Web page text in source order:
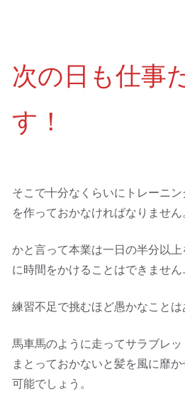
次の日も仕事
す！
そこで十分なくらいにトレーニ
を作っておかなければなりません
かと言って本業は一日の半分以
に時間をかけることはできません
練習不足で挑むほど愚かなことは
馬車馬のように走ってサラブレ
まとっておかないと髪を風に靡
可能でしょう。